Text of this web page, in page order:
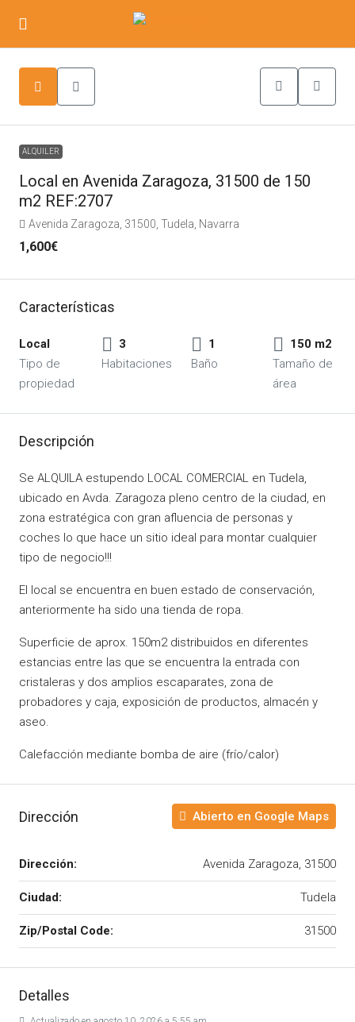
ALQUILER
Local en Avenida Zaragoza, 31500 de 150
m2 REF:2707
Avenida Zaragoza, 31500, Tudela, Navarra
1,600€
Características
Local
Tipo de
propiedad
3
Habitaciones
1
Baño
150 m2
Tamaño de
área
Descripción
Se ALQUILA estupendo LOCAL COMERCIAL en Tudela,
ubicado en Avda. Zaragoza pleno centro de la ciudad, en
zona estratégica con gran afluencia de personas y
coches lo que hace un sitio ideal para montar cualquier
tipo de negocio!!!
El local se encuentra en buen estado de conservación,
anteriormente ha sido una tienda de ropa.
Superficie de aprox. 150m2 distribuidos en diferentes
estancias entre las que se encuentra la entrada con
cristaleras y dos amplios escaparates, zona de
probadores y caja, exposición de productos, almacén y
aseo.
Calefacción mediante bomba de aire (frío/calor)
Dirección Abierto en Google Maps
Dirección: Avenida Zaragoza, 31500
Ciudad: Tudela
Zip/Postal Code: 31500
Detalles